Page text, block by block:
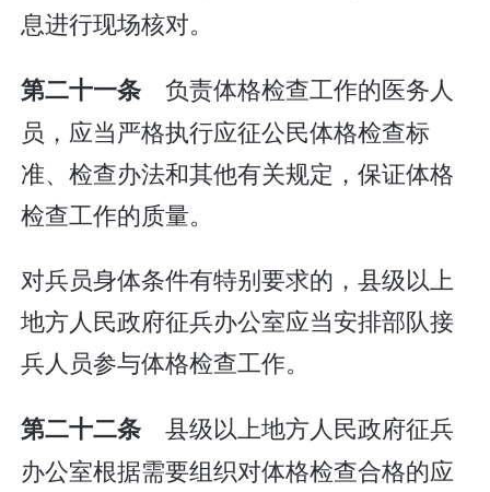
息进行现场核对。
第二十一条 负责体格检查工作的医务人
员，应当严格执行应征公民体格检查标
准、检查办法和其他有关规定，保证体格
检查工作的质量。
对兵员身体条件有特别要求的，县级以上
地方人民政府征兵办公室应当安排部队接
兵人员参与体格检查工作。
第二十二条 县级以上地方人民政府征兵
办公室根据需要组织对体格检查合格的应